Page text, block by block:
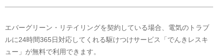
エバーグリーン・リテイリングを契約している場合、電気のトラブ
ルに24時間365日対応してくれる駆けつけサービス「でんきレスキ
ュー」が無料で利用できます。